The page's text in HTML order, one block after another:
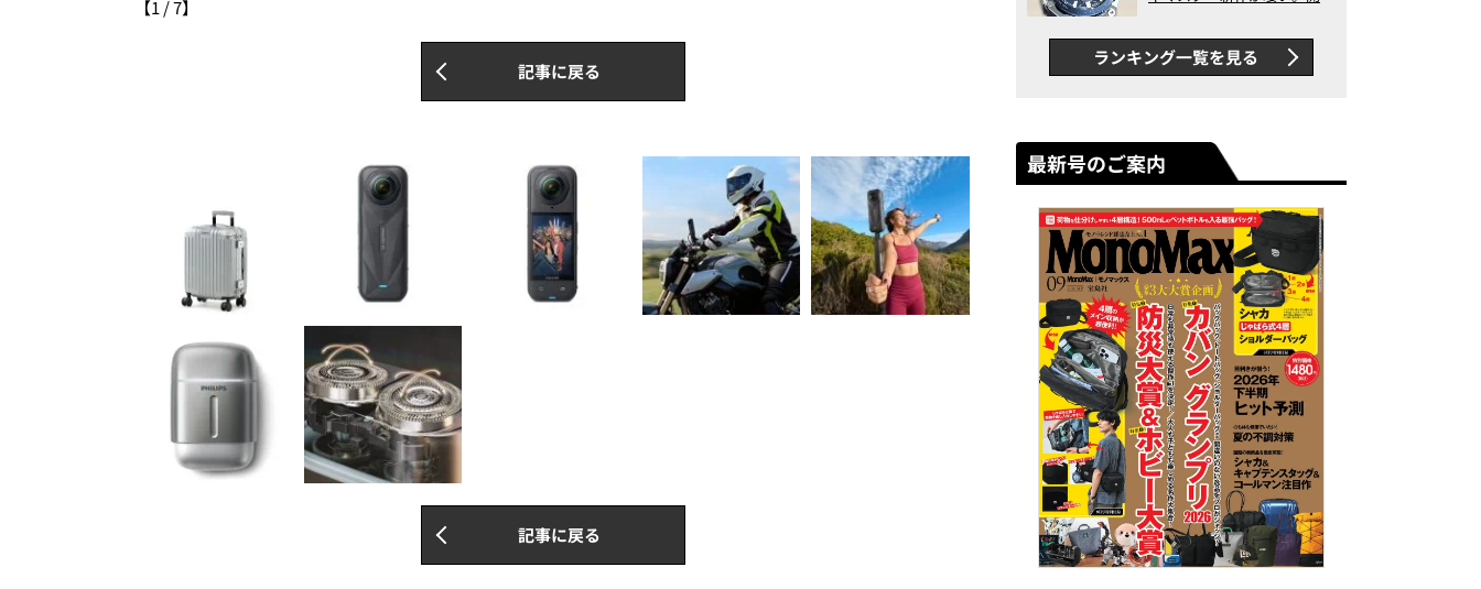
【1 /7】
記事に戻る
記事に戻る
新ムーブメントの衝撃
ランキング一覧を見る
最新号のご案内